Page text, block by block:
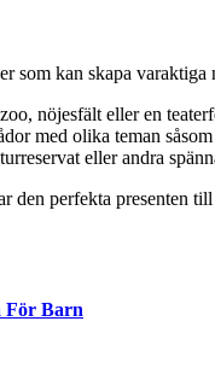
som kan skapa varaktiga
nöjesfält eller en
med olika teman
eller andra
den perfekta presenten
För Barn